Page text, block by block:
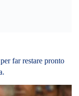
far restare pronto